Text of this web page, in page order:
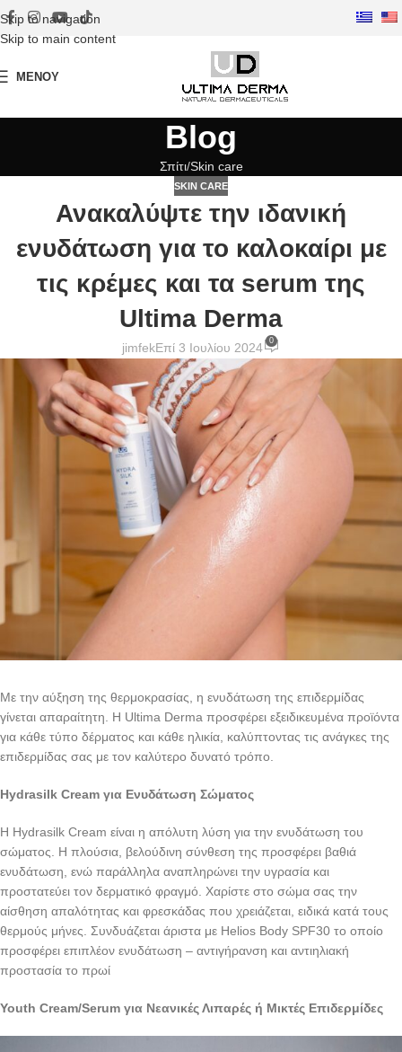
Skip to navigation
Skip to main content
ΜΕΝΟΎ
Blog
Σπίτι Skin care
SKIN CARE
Ανακαλύψτε την ιδανική
ενυδάτωση για το καλοκαίρι με
τις κρέμες και τα serum της
Ultima Derma
jimfekΕπί 3 Ιουλίου 2024 0
Με την αύξηση της θερμοκρασίας, η ενυδάτωση της επιδερμίδας
γίνεται απαραίτητη. Η Ultima Derma προσφέρει εξειδικευμένα προϊόντα
για κάθε τύπο δέρματος και κάθε ηλικία, καλύπτοντας τις ανάγκες της
επιδερμίδας σας με τον καλύτερο δυνατό τρόπο.
Hydrasilk Cream για Ενυδάτωση Σώματος
Η Hydrasilk Cream είναι η απόλυτη λύση για την ενυδάτωση του
σώματος. Η πλούσια, βελούδινη σύνθεση της προσφέρει βαθιά
ενυδάτωση, ενώ παράλληλα αναπληρώνει την υγρασία και
προστατεύει τον δερματικό φραγμό. Χαρίστε στο σώμα σας την
αίσθηση απαλότητας και φρεσκάδας που χρειάζεται, ειδικά κατά τους
θερμούς μήνες. Συνδυάζεται άριστα με Helios Body SPF30 το οποίο
προσφέρει επιπλέον ενυδάτωση – αντιγήρανση και αντιηλιακή
προστασία το πρωί
Youth Cream/Serum για Νεανικές Λιπαρές ή Μικτές Επιδερμίδες